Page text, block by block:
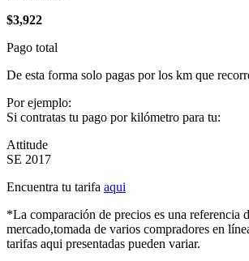
$3,922
Pago total
De esta forma solo pagas por los km que
Por ejemplo:
Si contratas tu pago por kilómetro para tu:
Attitude
SE 2017
Encuentra tu tarifa aqui
*La comparación de precios es una referencia
mercado,tomada de varios compradores en
tarifas aqui presentadas pueden variar.